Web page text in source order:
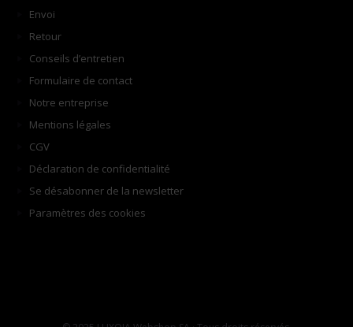
Envoi
Retour
Conseils d’entretien
Formulaire de contact
Notre entreprise
Mentions légales
CGV
Déclaration de confidentialité
Se désabonner de la newsletter
Paramètres des cookies